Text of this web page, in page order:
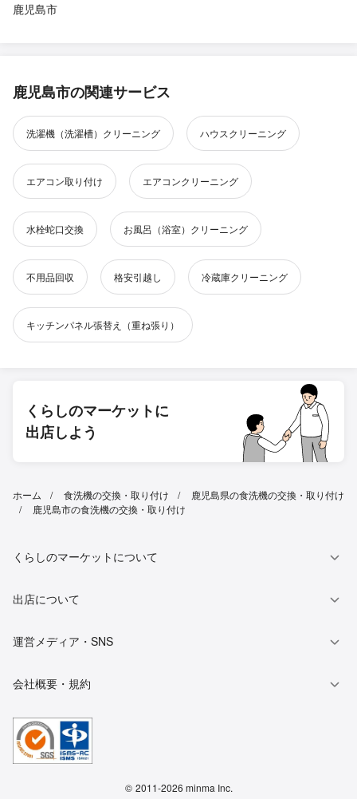
鹿児島市
鹿児島市の関連サービス
洗濯機（洗濯槽）クリーニング ハウスクリーニング
エアコン取り付け エアコンクリーニング
水栓蛇口交換 お風呂（浴室）クリーニング
不用品回収 格安引越し 冷蔵庫クリーニング
キッチンパネル張替え（重ね張り）
くらしのマーケットに
出店しよう
ホーム 食洗機の交換・取り付け
鹿児島県の食洗機の交換・取り付け
鹿児島市の食洗機の交換・取り付け
くらしのマーケットについて
出店について
運営メディア・SNS
会社概要・規約
© 2011-2026 minma Inc.